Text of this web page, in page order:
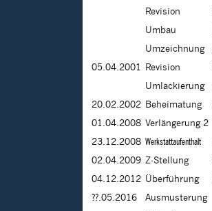
Revision
Umbau
Umzeichnung
05.04.2001
Revision
Umlackierung
20.02.2002 Beheimatung
01.04.2008 Verlängerung 2
23.12.2008 Werkstattaufenthalt
02.04.2009 Z-Stellung
04.12.2012 Überführung
??.05.2016
Ausmusterung